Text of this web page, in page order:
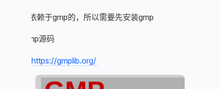
pbc是依赖于gmp的，所以需要先安装gmp
下载gmp源码
https://gmplib.org/